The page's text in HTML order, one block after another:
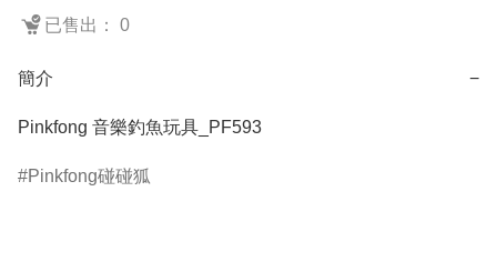
已售出： 0
簡介 −
Pinkfong 音樂釣魚玩具_PF593
Pinkfong碰碰狐